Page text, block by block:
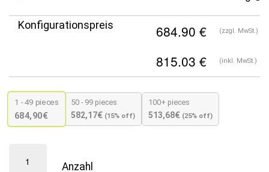
Konfigurationspreis (zzgl. MwSt.)
(inkl. MwSt.)
1 - 49 pieces
684,90€
50 - 99 pieces
582,17€ (15% off)
100+ pieces
513,68€ (25% off)
Designer